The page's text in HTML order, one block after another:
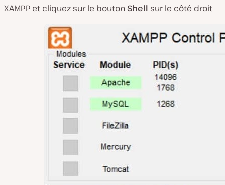
XAMPP et cliquez sur le bouton Shell sur le côté droit.